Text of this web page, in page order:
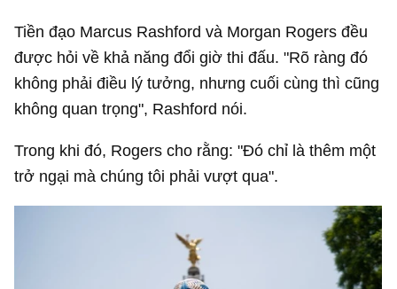
Tiền đạo Marcus Rashford và Morgan Rogers đều
được hỏi về khả năng đổi giờ thi đấu. "Rõ ràng đó
không phải điều lý tưởng, nhưng cuối cùng thì cũng
không quan trọng", Rashford nói.
Trong khi đó, Rogers cho rằng: "Đó chỉ là thêm một
trở ngại mà chúng tôi phải vượt qua".